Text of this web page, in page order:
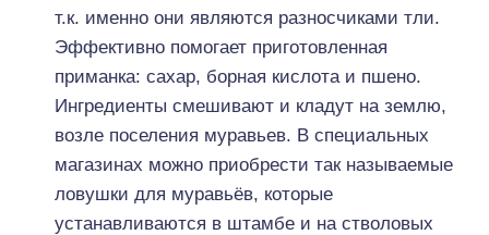
т.к. именно они являются разносчиками тли.
Эффективно помогает приготовленная
приманка: сахар, борная кислота и пшено.
Ингредиенты смешивают и кладут на землю,
возле поселения муравьев. В специальных
магазинах можно приобрести так называемые
ловушки для муравьёв, которые
устанавливаются в штамбе и на стволовых